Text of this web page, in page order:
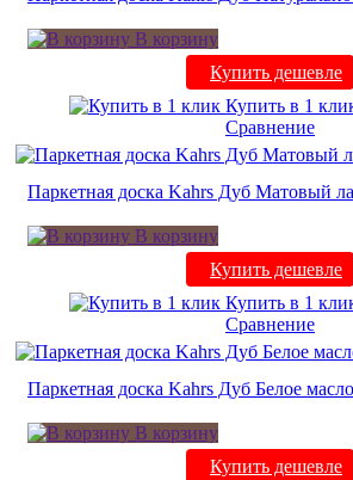
В корзину
Купить дешевле
Купить в 1
Сравнение
Паркетная доска Kahrs Дуб Матовый
В корзину
Купить дешевле
Купить в 1
Сравнение
Паркетная доска Kahrs Дуб Белое масло
В корзину
Купить дешевле